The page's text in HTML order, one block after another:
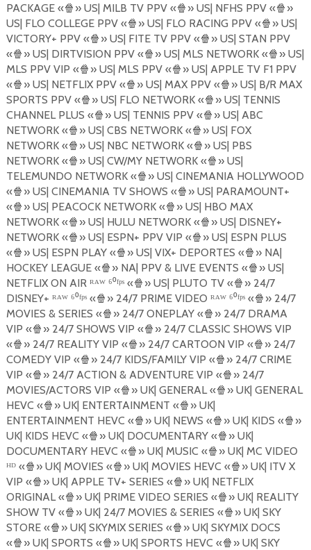
PACKAGE «🍿 » US| MILB TV PPV «🍿 » US| NFHS PPV «🍿 »
US| FLO COLLEGE PPV «🍿 » US| FLO RACING PPV «🍿 » US|
VICTORY+ PPV «🍿 » US| FITE TV PPV «🍿 » US| STAN PPV
«🍿 » US| DIRTVISION PPV «🍿 » US| MLS NETWORK «🍿 » US|
MLS PPV VIP «🍿 » US| MLS PPV «🍿 » US| APPLE TV F1 PPV
«🍿 » US| NETFLIX PPV «🍿 » US| MAX PPV «🍿 » US| B/R MAX
SPORTS PPV «🍿 » US| FLO NETWORK «🍿 » US| TENNIS
CHANNEL PLUS «🍿 » US| TENNIS PPV «🍿 » US| ABC
NETWORK «🍿 » US| CBS NETWORK «🍿 » US| FOX
NETWORK «🍿 » US| NBC NETWORK «🍿 » US| PBS
NETWORK «🍿 » US| CW/MY NETWORK «🍿 » US|
TELEMUNDO NETWORK «🍿 » US| CINEMANIA HOLLYWOOD
«🍿 » US| CINEMANIA TV SHOWS «🍿 » US| PARAMOUNT+
«🍿 » US| PEACOCK NETWORK «🍿 » US| HBO MAX
NETWORK «🍿 » US| HULU NETWORK «🍿 » US| DISNEY+
NETWORK «🍿 » US| ESPN+ PPV VIP «🍿 » US| ESPN PLUS
«🍿 » US| ESPN PLAY «🍿 » US| VIX+ DEPORTES «🍿 » NA|
HOCKEY LEAGUE «🍿 » NA| PPV & LIVE EVENTS «🍿 » US|
NETFLIX ON AIR ᴿᴬᵂ ⁶⁰ᶠᵖˢ «🍿 » US| PLUTO TV «🍿 » 24/7
DISNEY+ ᴿᴬᵂ ⁶⁰ᶠᵖˢ «🍿 » 24/7 PRIME VIDEO ᴿᴬᵂ ⁶⁰ᶠᵖˢ «🍿 » 24/7
MOVIES & SERIES «🍿 » 24/7 ONEPLAY «🍿 » 24/7 DRAMA
VIP «🍿 » 24/7 SHOWS VIP «🍿 » 24/7 CLASSIC SHOWS VIP
«🍿 » 24/7 REALITY VIP «🍿 » 24/7 CARTOON VIP «🍿 » 24/7
COMEDY VIP «🍿 » 24/7 KIDS/FAMILY VIP «🍿 » 24/7 CRIME
VIP «🍿 » 24/7 ACTION & ADVENTURE VIP «🍿 » 24/7
MOVIES/ACTORS VIP «🍿 » UK| GENERAL «🍿 » UK| GENERAL
HEVC «🍿 » UK| ENTERTAINMENT «🍿 » UK|
ENTERTAINMENT HEVC «🍿 » UK| NEWS «🍿 » UK| KIDS «🍿 »
UK| KIDS HEVC «🍿 » UK| DOCUMENTARY «🍿 » UK|
DOCUMENTARY HEVC «🍿 » UK| MUSIC «🍿 » UK| MC VIDEO
ᴴᴰ «🍿 » UK| MOVIES «🍿 » UK| MOVIES HEVC «🍿 » UK| ITV X
VIP «🍿 » UK| APPLE TV+ SERIES «🍿 » UK| NETFLIX
ORIGINAL «🍿 » UK| PRIME VIDEO SERIES «🍿 » UK| REALITY
SHOW TV «🍿 » UK| 24/7 MOVIES & SERIES «🍿 » UK| SKY
STORE «🍿 » UK| SKYMIX SERIES «🍿 » UK| SKYMIX DOCS
«🍿 » UK| SPORTS «🍿 » UK| SPORTS HEVC «🍿 » UK| SKY